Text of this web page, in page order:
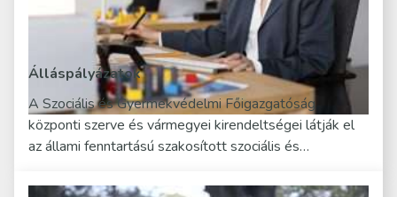
Álláspályázatok
A Szociális és Gyermekvédelmi Főigazgatóság
központi szerve és vármegyei kirendeltségei látják el
az állami fenntartású szakosított szociális és…